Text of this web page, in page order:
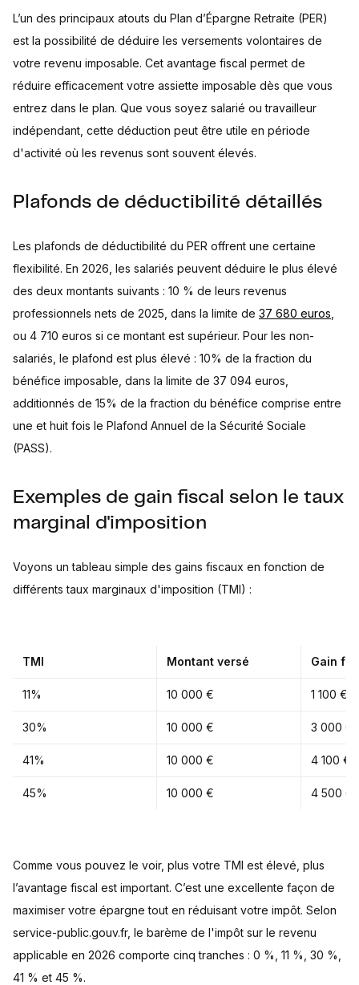
L’un des principaux atouts du Plan d’Épargne Retraite (PER)
est la possibilité de déduire les versements volontaires de
votre revenu imposable. Cet avantage fiscal permet de
réduire efficacement votre assiette imposable dès que vous
entrez dans le plan. Que vous soyez salarié ou travailleur
indépendant, cette déduction peut être utile en période
d'activité où les revenus sont souvent élevés.
Plafonds de déductibilité détaillés
Les plafonds de déductibilité du PER offrent une certaine
flexibilité. En 2026, les salariés peuvent déduire le plus élevé
des deux montants suivants : 10 % de leurs revenus
professionnels nets de 2025, dans la limite de 37 680 euros
ou 4 710 euros si ce montant est supérieur. Pour les non-
salariés, le plafond est plus élevé : 10% de la fraction du
bénéfice imposable, dans la limite de 37 094 euros,
additionnés de 15% de la fraction du bénéfice comprise entre
une et huit fois le Plafond Annuel de la Sécurité Sociale
(PASS).
Exemples de gain fiscal selon le taux
marginal d'imposition
Voyons un tableau simple des gains fiscaux en fonction de
différents taux marginaux d'imposition (TMI) :
TMI Montant versé Gain
11% 10 000 € 1 100 €
30% 10 000 € 3 000 €
41% 10 000 € 4 100 €
45% 10 000 € 4 500 €
Comme vous pouvez le voir, plus votre TMI est élevé, plus
l’avantage fiscal est important. C’est une excellente façon de
maximiser votre épargne tout en réduisant votre impôt. Selon
service-public.gouv.fr, le barème de l'impôt sur le revenu
applicable en 2026 comporte cinq tranches : 0 %, 11 %, 30 %,
41 % et 45 %.